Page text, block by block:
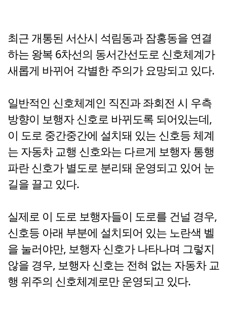
최근 개통된 서산시 석림동과 잠홍동을 연결
하는 왕복 6차선의 동서간선도로 신호체계가
새롭게 바뀌어 각별한 주의가 요망되고 있다.
일반적인 신호체계인 직진과 좌회전 시 우측
방향이 보행자 신호로 바뀌도록 되어있는데,
이 도로 중간중간에 설치돼 있는 신호등 체계
는 자동차 교행 신호와는 다르게 보행자 통행
파란 신호가 별도로 분리돼 운영되고 있어 눈
길을 끌고 있다.
실제로 이 도로 보행자들이 도로를 건널 경우,
신호등 아래 부분에 설치되어 있는 노란색 벨
을 눌러야만, 보행자 신호가 나타나며 그렇지
않을 경우, 보행자 신호는 전혀 없는 자동차 교
행 위주의 신호체계로만 운영되고 있다.